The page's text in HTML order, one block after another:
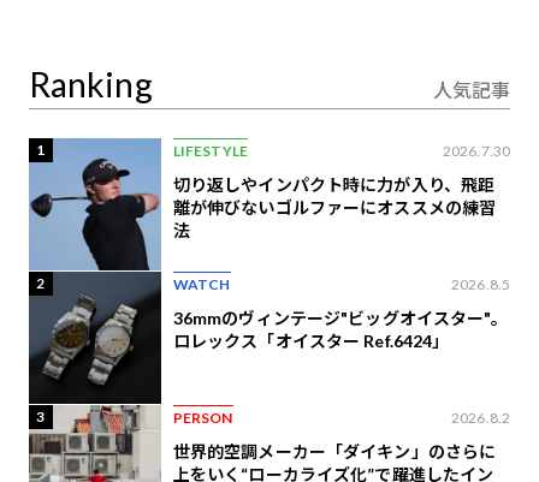
Ranking 人気記事
1 LIFESTYLE 2026.7.30
切り返しやインパクト時に力が入り、飛距
離が伸びないゴルファーにオススメの練習
法
2 WATCH 2026.8.5
36mmのヴィンテージ"ビッグオイスター"。
ロレックス「オイスター Ref.6424」
3 PERSON 2026.8.2
世界的空調メーカー「ダイキン」のさらに
上をいく“ローカライズ化”で躍進したイン